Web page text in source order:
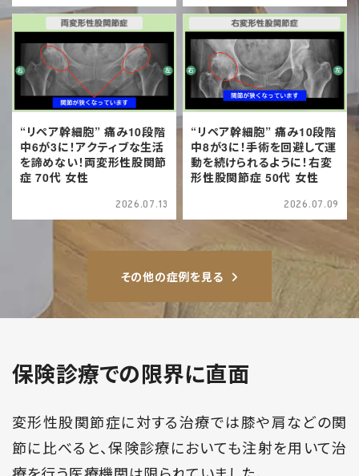
“リペア幹細胞” 痛み10段階
中6が3に！アクティブな生活
を諦めない！両変形性股関節
症 70代 女性
2026.07.13
“リペア幹細胞” 痛み10段階
中8が3に！手術を回避して運
動を続けられるように！右変
形性股関節症 50代 女性
2026.07.09
その他の症例を見る
保険診療での限界に直面
変形性股関節症に対する治療では膝や肩などの関
節に比べると、保険診療においても注射を用いて治